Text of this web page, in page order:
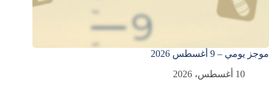
موجز يومي – 9 أغسطس 2026
10 أغسطس، 2026